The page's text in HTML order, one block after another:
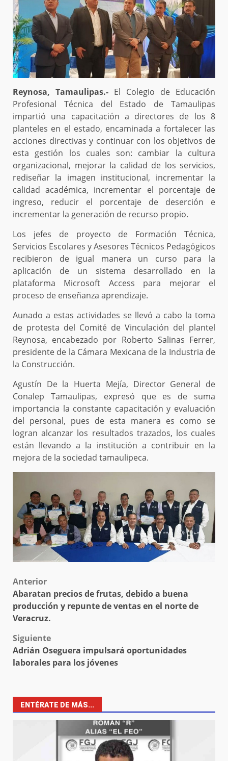
Reynosa, Tamaulipas.- El Colegio de Educación
Profesional Técnica del Estado de Tamaulipas
impartió una capacitación a directores de los 8
planteles en el estado, encaminada a fortalecer las
acciones directivas y continuar con los objetivos de
esta gestión los cuales son: cambiar la cultura
organizacional, mejorar la calidad de los servicios,
rediseñar la imagen institucional, incrementar la
calidad académica, incrementar el porcentaje de
ingreso, reducir el porcentaje de deserción e
incrementar la generación de recurso propio.
Los jefes de proyecto de Formación Técnica,
Servicios Escolares y Asesores Técnicos Pedagógicos
recibieron de igual manera un curso para la
aplicación de un sistema desarrollado en la
plataforma Microsoft Access para mejorar el
proceso de enseñanza aprendizaje.
Aunado a estas actividades se llevó a cabo la toma
de protesta del Comité de Vinculación del plantel
Reynosa, encabezado por Roberto Salinas Ferrer,
presidente de la Cámara Mexicana de la Industria de
la Construcción.
Agustín De la Huerta Mejía, Director General de
Conalep Tamaulipas, expresó que es de suma
importancia la constante capacitación y evaluación
del personal, pues de esta manera es como se
logran alcanzar los resultados trazados, los cuales
están llevando a la institución a contribuir en la
mejora de la sociedad tamaulipeca.
Post
navigation
Anterior
Abaratan precios de frutas, debido a buena
producción y repunte de ventas en el norte de
Veracruz.
Siguiente
Adrián Oseguera impulsará oportunidades
laborales para los jóvenes
ENTÉRATE DE MÁS...